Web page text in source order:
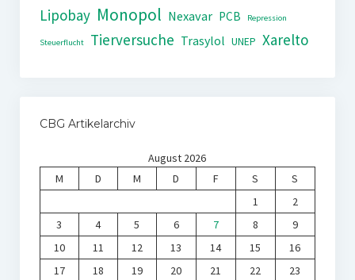
Lipobay Monopol Nexavar PCB Repression
Steuerflucht Tierversuche Trasylol UNEP Xarelto
CBG Artikelarchiv
August 2026
M
D M D F S
S
1
2
3
4 5 6 7 8
9
10
11 12 13 14 15
16
17
18 19 20 21 22
23